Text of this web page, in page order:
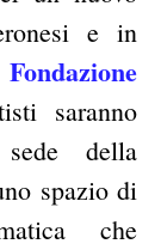
e in
Fondazione
saranno
della
spazio di
che